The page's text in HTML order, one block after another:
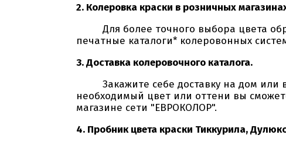
2. Колеровка краски в розничных
Для более точного выбора цвета
печатные каталоги* колеровонных
3. Доставка колеровочного каталога.
Закажите себе доставку на дом или в
необходимый цвет или оттени вы
магазине сети "ЕВРОКОЛОР".
4. Пробник цвета краски Тиккурила,